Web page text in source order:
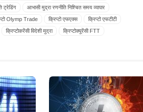
ट्रेडिंग
आभासी मुद्रा रणनीति निश्चित समय व्यापार
Olymp Trade क्रिप्टो एफएक्स
क्रिप्टो एफटीटी
क्रिप्टोकरेंसी विदेशी मुद्रा
क्रिप्टोक्यूरेंसी FTT
तय समय व्यापार रणनीति विदेशी मुद्रा
रणनीति व्यापार
व्यापार आभासी मुद्रा Olymp Trade
व्यापार
व्यापार बिटकॉइन रणनीति Olymp Trade